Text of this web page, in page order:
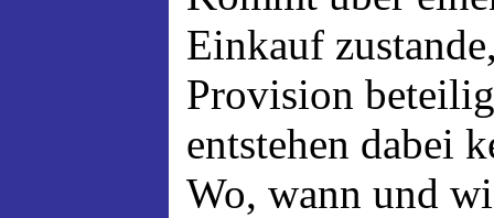
Einkauf
Provision
entstehen dabei
Wo, wann und